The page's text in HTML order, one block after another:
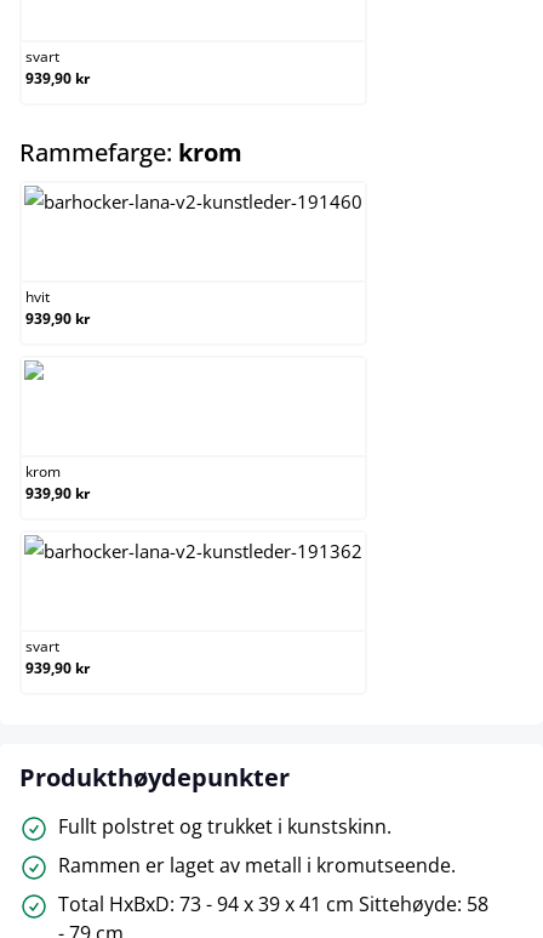
svart
939,90 kr
Rammefarge: krom
hvit
939,90 kr
krom
939,90 kr
svart
939,90 kr
Produkthøydepunkter
Fullt polstret og trukket i kunstskinn.
Rammen er laget av metall i kromutseende.
Total HxBxD: 73 - 94 x 39 x 41 cm Sittehøyde: 58